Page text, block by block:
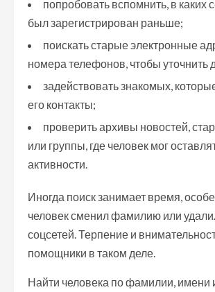
попробовать вспомнить, в каких
был зарегистрирован раньше;
поискать старые электронные
номера телефонов, чтобы уточнить
задействовать знакомых,
его контакты;
проверить архивы новостей,
или группы, где человек мог
активности.
Иногда поиск занимает время,
человек сменил фамилию или
соцсетей. Терпение и
помощники в таком деле.
Найти человека по фамилии, имени